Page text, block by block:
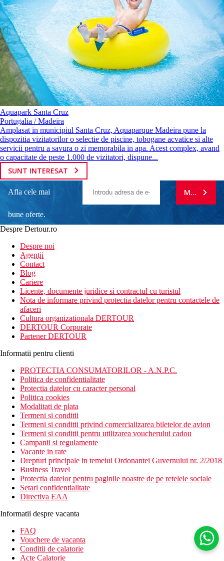
Aquapark Santa Cruz
Portugalia / Madeira
Amplasat in municipiul Santa Cruz, Aquaparque Madeira pune la
dispozitia vizitatorilor o selectie de piscine, tobogane acvatice si alte
servicii pentru a savura o zi memorabila in apa. Acest complex, avand
o capacitate de peste 1.000 de vizitatori, dispune...
SUNT INTERESAT
Afla cele mai
bune oferte.
newsletter!
MA
Despre Dertour.ro
Despre noi
Agentii
Contact
Blog
Cariere
Licente, documente juridice si contractul cu turistul
Nota de informare privind protectia datelor pentru contactele de
afaceri
Cultura organizationala DERTOUR
DERTOUR Corporate
Partener DERTOUR
Informatii pentru clienti
PROTECTIA CONSUMATORILOR - A.N.P.C.
Politica de confidentialitate
Protectia datelor cu caracter personal
Politica cookies
Modalitati de plata
Termeni si conditii
Termeni si conditii privind comercializarea biletelor de avion
Termeni si conditii pentru utilizarea voucherului cadou
Campanii si regulamente
Vacante in rate
Drepturi principale in temeiul Ordonantei Guvernului nr. 2/2018
Business Travel
Protectia datelor pentru paginile noastre de pe retelele sociale
Setari confidentialitate
Directiva EAA
Informatii despre vacanta
FAQ
Vouchere de vacanta
Conditii de calatorie
Acte Calatorie